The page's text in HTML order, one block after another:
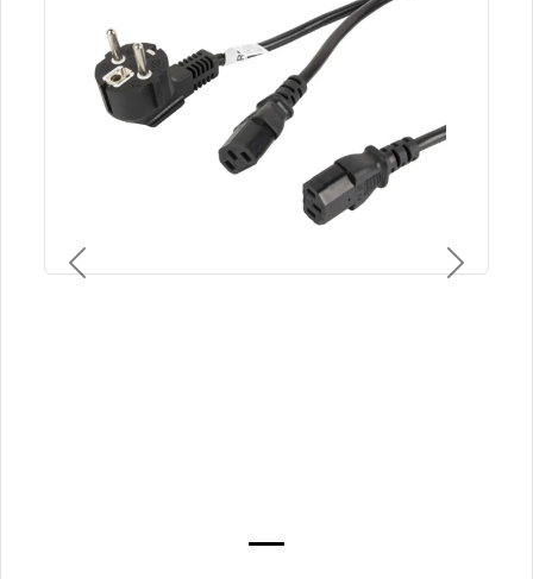
Previous Next